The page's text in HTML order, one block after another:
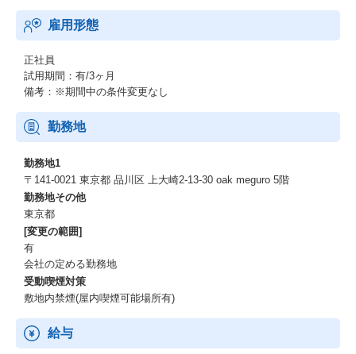
雇用形態
正社員
試用期間：有/3ヶ月
備考：※期間中の条件変更なし
勤務地
勤務地1
〒141-0021 東京都 品川区 上大崎2-13-30 oak meguro 5階
勤務地その他
東京都
[変更の範囲]
有
会社の定める勤務地
受動喫煙対策
敷地内禁煙(屋内喫煙可能場所有)
給与